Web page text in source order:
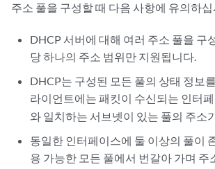
주소 풀을 구성할 때 다음 사항에 유의하
DHCP 서버에 대해 여러 주소 풀을 구
당 하나의 주소 범위만 지원됩니다.
DHCP는 구성된 모든 풀의 상태 정보
라이언트에는 패킷이 수신되는 인터
와 일치하는 서브넷이 있는 풀의 주소
동일한 인터페이스에 둘 이상의 풀이
용 가능한 모든 풀에서 번갈아 가며 주